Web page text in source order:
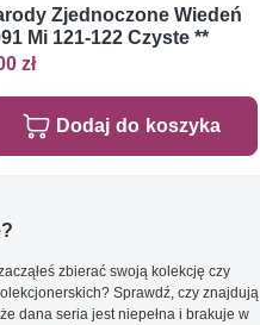
Zjednoczone Wiedeń
Mi 121-122 Czyste **
zł
Dodaj do koszyka
zbierać swoją kolekcję czy
Sprawdź, czy znajdują
dana seria jest niepełna i brakuje w